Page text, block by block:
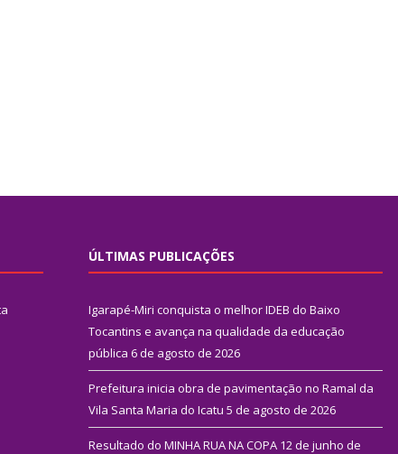
ÚLTIMAS PUBLICAÇÕES
Igarapé-Miri conquista o melhor IDEB do Baixo
Tocantins e avança na qualidade da educação
pública 6 de agosto de 2026
Prefeitura inicia obra de pavimentação no Ramal da
Vila Santa Maria do Icatu 5 de agosto de 2026
Resultado do MINHA RUA NA COPA 12 de junho de